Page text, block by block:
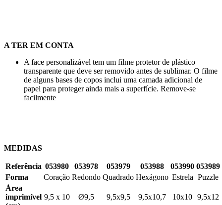
A TER EM CONTA
A face personalizável tem um filme protetor de plástico
transparente que deve ser removido antes de sublimar. O filme
de alguns bases de copos inclui uma camada adicional de
papel para proteger ainda mais a superfície. Remove-se
facilmente
MEDIDAS
Referência 053980 053978 053979 053988 053990 053989
Forma
Coração Redondo Quadrado Hexágono Estrela Puzzle
Área
imprimível 9,5 x 10 Ø9,5 9,5x9,5 9,5x10,7 10x10 9,5x12